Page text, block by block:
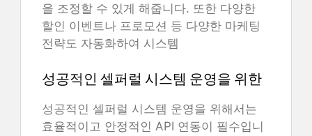
을 조정할 수 있게 해줍니다. 또한 다양한
할인 이벤트나 프로모션 등 다양한 마케팅
전략도 자동화하여 시스템
성공적인 셀퍼럴 시스템 운영을 위한
성공적인 셀퍼럴 시스템 운영을 위해서는
효율적이고 안정적인 API 연동이 필수입니